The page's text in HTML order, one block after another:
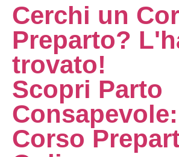
Cerchi un
Preparto?
trovato!
Scopri Parto
Corso